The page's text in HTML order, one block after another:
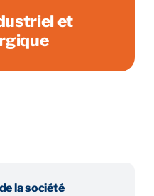
et
la société